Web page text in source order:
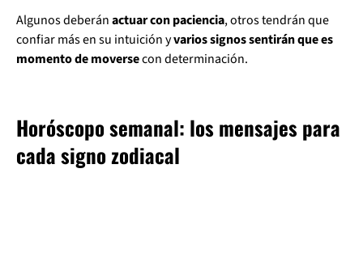
Algunos deberánactuar con paciencia, otros tendrán que
confiar más en su intuición yvarios signos sentirán que es
momento de moversecon determinación.
Horóscopo semanal: los mensajes para
cada signo zodiacal